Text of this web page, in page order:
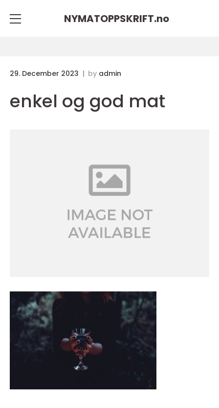
NYMATOPPSKRIFT.no
29. December 2023 by admin
enkel og god mat